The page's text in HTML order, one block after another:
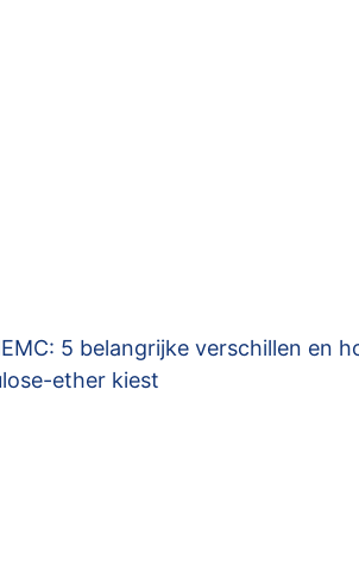
5 belangrijke verschillen en
ether kiest